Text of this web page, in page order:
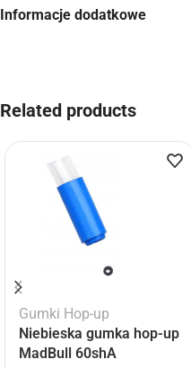
Informacje dodatkowe
Related products
Gumki Hop-up
Niebieska gumka hop-up
MadBull 60shA